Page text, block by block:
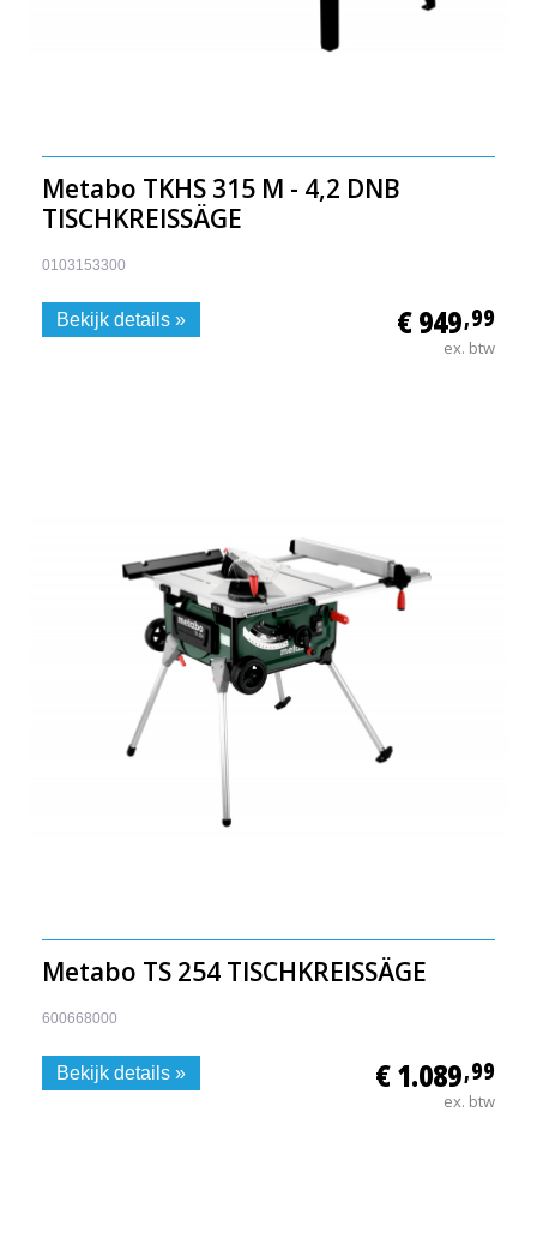
Metabo TKHS 315 M - 4,2 DNB
TISCHKREISSÄGE
0103153300
€ 949,99
ex. btw
Bekijk details »
Metabo TS 254 TISCHKREISSÄGE
600668000
€ 1.089,99
ex. btw
Bekijk details »